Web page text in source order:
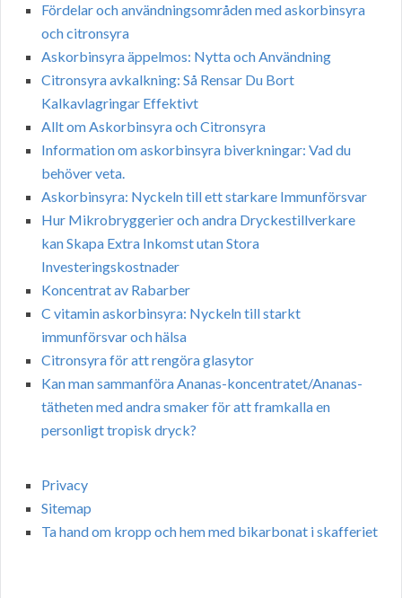
Fördelar och användningsområden med askorbinsyra
och citronsyra
Askorbinsyra äppelmos: Nytta och Användning
Citronsyra avkalkning: Så Rensar Du Bort
Kalkavlagringar Effektivt
Allt om Askorbinsyra och Citronsyra
Information om askorbinsyra biverkningar: Vad du
behöver veta.
Askorbinsyra: Nyckeln till ett starkare Immunförsvar
Hur Mikrobryggerier och andra Dryckestillverkare
kan Skapa Extra Inkomst utan Stora
Investeringskostnader
Koncentrat av Rabarber
C vitamin askorbinsyra: Nyckeln till starkt
immunförsvar och hälsa
Citronsyra för att rengöra glasytor
Kan man sammanföra Ananas-koncentratet/Ananas-
tätheten med andra smaker för att framkalla en
personligt tropisk dryck?
Privacy
Sitemap
Ta hand om kropp och hem med bikarbonat i skafferiet